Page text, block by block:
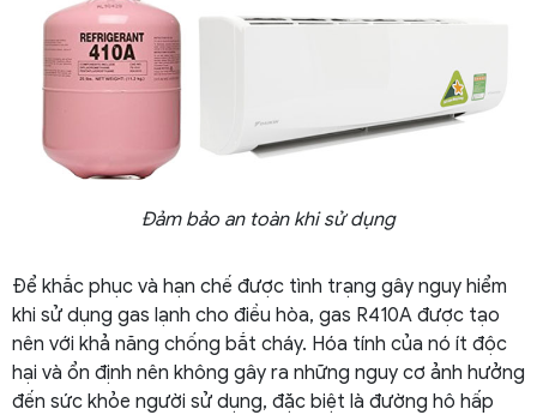
Đảm bảo an toàn khi sử dụng
Để khắc phục và hạn chế được tình trạng gây nguy hiểm
khi sử dụng gas lạnh cho điều hòa, gas R410A được tạo
nên với khả năng chống bắt cháy. Hóa tính của nó ít độc
hại và ổn định nên không gây ra những nguy cơ ảnh hưởng
đến sức khỏe người sử dụng, đặc biệt là đường hô hấp